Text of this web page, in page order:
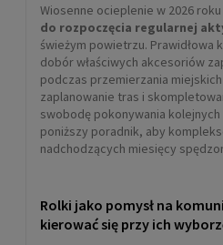
Wiosenne ocieplenie w 2026
do rozpoczęcia regularnej
świeżym powietrzu. Prawidłowa
dobór właściwych akcesoriów
podczas przemierzania
zaplanowanie tras i
swobodę pokonywania
poniższy poradnik, aby
nadchodzących miesięcy
Rolki jako pomysł na
kierować się przy ich